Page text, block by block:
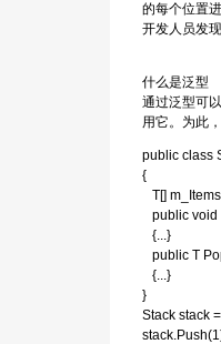
的每个位置
开发人员发
什么是泛型
通过泛型可
用它。为此
public class
{
T[]
public void
{...}
public T
{...}
}
Stack stack